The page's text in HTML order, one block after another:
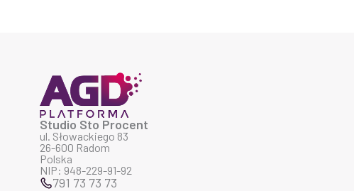
Studio Sto Procent
ul. Słowackiego 83
26-600 Radom
Polska
NIP: 948-229-91-92
791 73 73 73